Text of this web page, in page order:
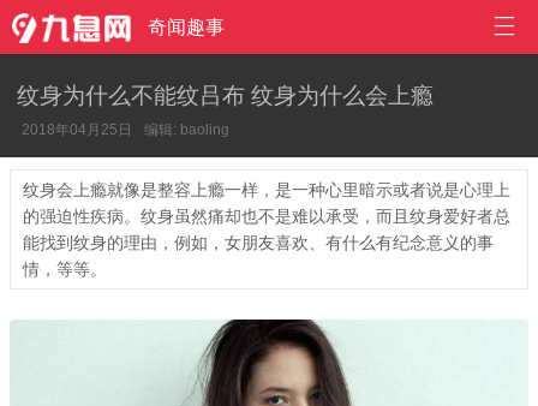

奇闻趣事
纹身为什么不能纹吕布 纹身为什么会上瘾
2018年04月25日 编辑: baoling
纹身会上瘾就像是整容上瘾一样，是一种心里暗示或者说是心理上
的强迫性疾病。纹身虽然痛却也不是难以承受，而且纹身爱好者总
能找到纹身的理由，例如，女朋友喜欢、有什么有纪念意义的事
情，等等。